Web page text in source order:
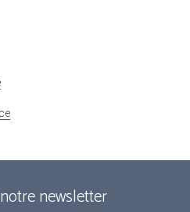
newsletter